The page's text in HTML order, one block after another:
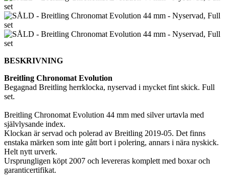
BESKRIVNING
Breitling Chronomat Evolution
Begagnad Breitling herrklocka, nyservad i mycket fint skick. Full
set.
Breitling Chronomat Evolution 44 mm med silver urtavla med
självlysande index.
Klockan är servad och polerad av Breitling 2019-05. Det finns
enstaka märken som inte gått bort i polering, annars i nära nyskick.
Helt nytt urverk.
Ursprungligen köpt 2007 och levereras komplett med boxar och
garanticertifikat.